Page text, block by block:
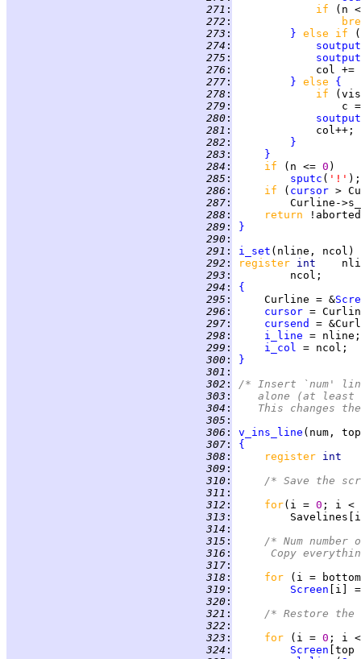
271 : if
(n
272 :
273 : } else if
(
274 :
275 :
276 :
             col +=
277 : } else {
278 : if
279 :
c
280 :
281 :
282 :
}
283 :
}
284 : if (n <= 0
285 : sputc ( '!'
286 : if ( cursor
287 :
Curline-
288 : return
289 :
}
290 :
291 : i_set
292 : register int
293 :
294 :
{
295 :
     Curline = &
296 :
cursor
297 : cursend
=
298 :
i_line
299 : i_col
300 :
}
301 :
302 :
/* Insert `num'
303 :
alone (at least
304 :
This changes
305 :
306 :
v_ins_line
307 :
{
308 : register
309 :
310 :
/* Save the
311 :
312 : for(i = 0
313 :
314 :
315 :
/* Num
316 :
Copy
317 :
318 : for
(i =
319 : Screen [i]
320 :
321 :
/* Restore the
322 :
323 : for (i = 0 ; i <
324 :
Screen